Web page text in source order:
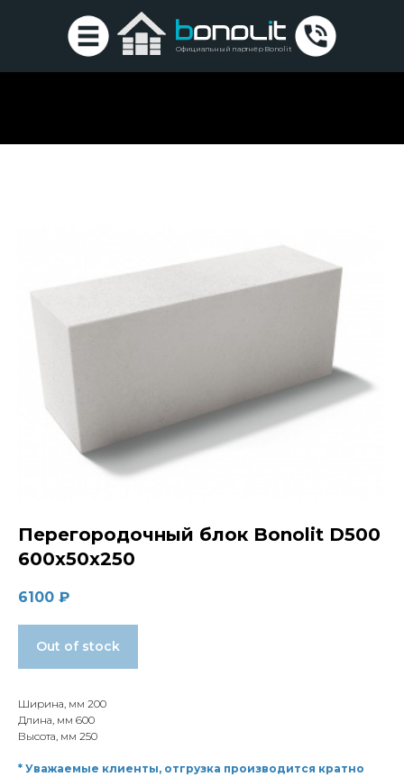
Официальный партнёр Bonolit
Перегородочный блок Bonolit D500
600х50х250
6100 ₽
Out of stock
Ширина, мм 200
Длина, мм 600
Высота, мм 250
* Уважаемые клиенты, отгрузка производится кратно